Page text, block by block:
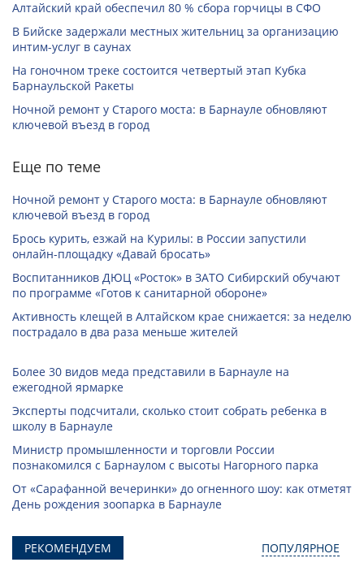
Алтайский край обеспечил 80 % сбора горчицы в СФО
В Бийске задержали местных жительниц за организацию
интим-услуг в саунах
На гоночном треке состоится четвертый этап Кубка
Барнаульской Ракеты
Ночной ремонт у Старого моста: в Барнауле обновляют
ключевой въезд в город
Еще по теме
Ночной ремонт у Старого моста: в Барнауле обновляют
ключевой въезд в город
Брось курить, езжай на Курилы: в России запустили
онлайн-­площадку «Давай бросать»
Воспитанников ДЮЦ «Росток» в ЗАТО Сибирский обучают
по программе «Готов к санитарной обороне»
Активность клещей в Алтайском крае снижается: за неделю
пострадало в два раза меньше жителей
Более 30 видов меда представили в Барнауле на
ежегодной ярмарке
Эксперты подсчитали, сколько стоит собрать ребенка в
школу в Барнауле
Министр промышленности и торговли России
познакомился с Барнаулом с высоты Нагорного парка
От «Сарафанной вечеринки» до огненного шоу: как отметят
День рождения зоопарка в Барнауле
РЕКОМЕНДУЕМ ПОПУЛЯРНОЕ